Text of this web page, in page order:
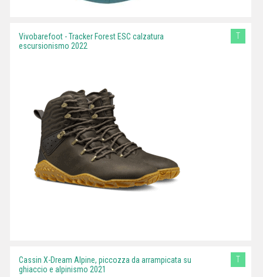
Vivobarefoot - Tracker Forest ESC calzatura
escursionismo 2022
T
Cassin X-Dream Alpine, piccozza da arrampicata su
ghiaccio e alpinismo 2021
T